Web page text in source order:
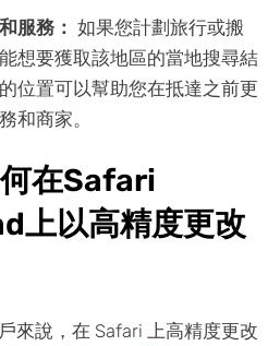
服務： 如果您計劃旅行或搬
想要獲取該地區的當地搜尋結
位置可以幫助您在抵達之前更
和商家。
在Safari
上以高精度更改
來說，在 Safari 上高精度更改